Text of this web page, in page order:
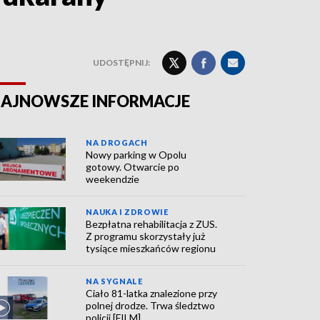
UDOSTĘPNIJ:
INFORMACJE
NA DROGACH
Nowy parking w Opolu
gotowy. Otwarcie po
weekendzie
NAUKA I ZDROWIE
Bezpłatna rehabilitacja z ZUS.
Z programu skorzystały już
tysiące mieszkańców regionu
NA SYGNALE
Ciało 81-latka znalezione przy
polnej drodze. Trwa śledztwo
policji [FILM]